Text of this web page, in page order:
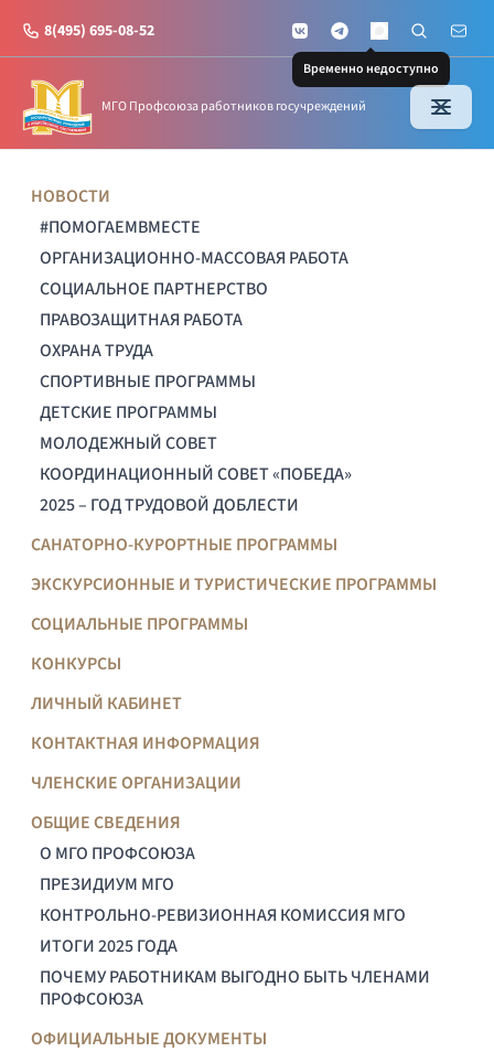
8(495) 695-08-52 VKontakteTelegramMAX
Временно недоступно
Поиск по
Почта
МГО Профсоюза работников госучреждений
НОВОСТИ
#ПОМОГАЕМВМЕСТЕ
ОРГАНИЗАЦИОННО-МАССОВАЯ РАБОТА
СОЦИАЛЬНОЕ ПАРТНЕРСТВО
ПРАВОЗАЩИТНАЯ РАБОТА
ОХРАНА ТРУДА
СПОРТИВНЫЕ ПРОГРАММЫ
ДЕТСКИЕ ПРОГРАММЫ
МОЛОДЕЖНЫЙ СОВЕТ
КООРДИНАЦИОННЫЙ СОВЕТ «ПОБЕДА»
2025 – ГОД ТРУДОВОЙ ДОБЛЕСТИ
САНАТОРНО-КУРОРТНЫЕ ПРОГРАММЫ
ЭКСКУРСИОННЫЕ И ТУРИСТИЧЕСКИЕ ПРОГРАММЫ
СОЦИАЛЬНЫЕ ПРОГРАММЫ
КОНКУРСЫ
ЛИЧНЫЙ КАБИНЕТ
КОНТАКТНАЯ ИНФОРМАЦИЯ
ЧЛЕНСКИЕ ОРГАНИЗАЦИИ
ОБЩИЕ СВЕДЕНИЯ
О МГО ПРОФСОЮЗА
ПРЕЗИДИУМ МГО
КОНТРОЛЬНО-РЕВИЗИОННАЯ КОМИССИЯ МГО
ИТОГИ 2025 ГОДА
ПОЧЕМУ РАБОТНИКАМ ВЫГОДНО БЫТЬ ЧЛЕНАМИ
ПРОФСОЮЗА
ОФИЦИАЛЬНЫЕ ДОКУМЕНТЫ